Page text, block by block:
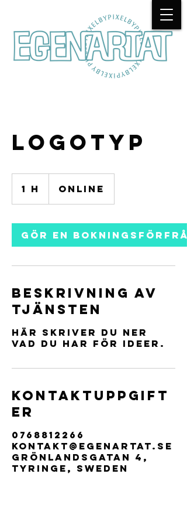
Logotyp
1 h Online
Gör en
Beskrivning av
tjänsten
Här skriver du ner
vad du har för ideer.
Kontaktuppgift
er
0768812266
kontakt@egenartat.se
Grönlandsgatan 4,
Tyringe, Sweden